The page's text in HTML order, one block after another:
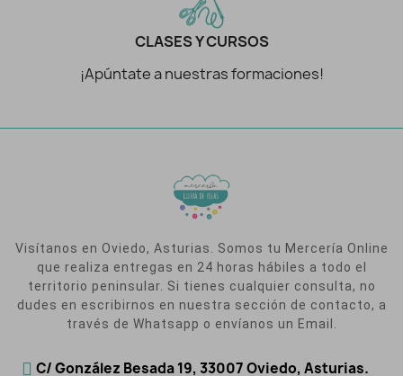
CLASES Y CURSOS
¡Apúntate a nuestras formaciones!
Visítanos en Oviedo, Asturias. Somos tu Mercería Online
que realiza entregas en 24 horas hábiles a todo el
territorio peninsular. Si tienes cualquier consulta, no
dudes en escribirnos en nuestra sección de contacto, a
través de Whatsapp o envíanos un Email.
C/ González Besada 19, 33007 Oviedo, Asturias.